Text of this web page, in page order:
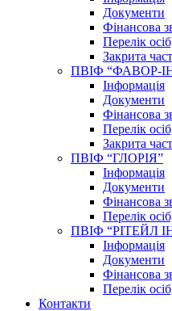
Документи
Фінансова
Перелік
Закрита
ПВІФ “ФАВОР-
Інформація
Документи
Фінансова
Перелік
Закрита
ПВІФ “ГЛОРІЯ”
Інформація
Документи
Фінансова
Перелік
ПВІФ “РІТЕЙЛ
Інформація
Документи
Фінансова
Перелік
Контакти